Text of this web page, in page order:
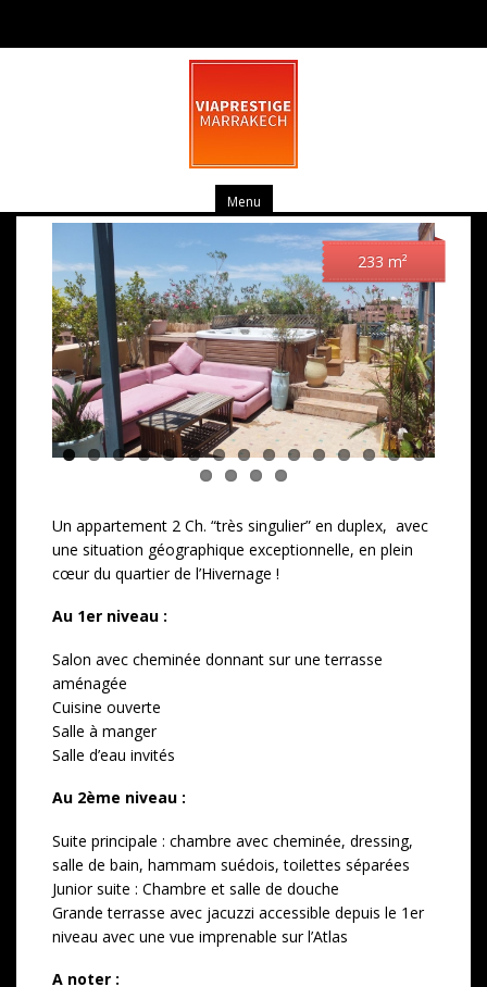
Menu
Appt “coup de coeur” dans
233 m²
Un appartement 2 Ch. “très singulier” en duplex, avec
une situation géographique exceptionnelle, en plein
cœur du quartier de l’Hivernage !
Au 1er niveau :
Salon avec cheminée donnant sur une terrasse
aménagée
Cuisine ouverte
Salle à manger
Salle d’eau invités
Au 2ème niveau :
Suite principale : chambre avec cheminée, dressing,
salle de bain, hammam suédois, toilettes séparées
Junior suite : Chambre et salle de douche
Grande terrasse avec jacuzzi accessible depuis le 1er
niveau avec une vue imprenable sur l’Atlas
A noter :